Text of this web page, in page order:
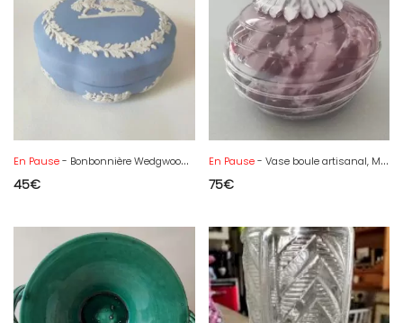
En Pause- Bonbonnière Wedgwood jasperware, bleu Ulysse et le char
45€
En Pause- Vase boule artisanal, Murano ?
75€